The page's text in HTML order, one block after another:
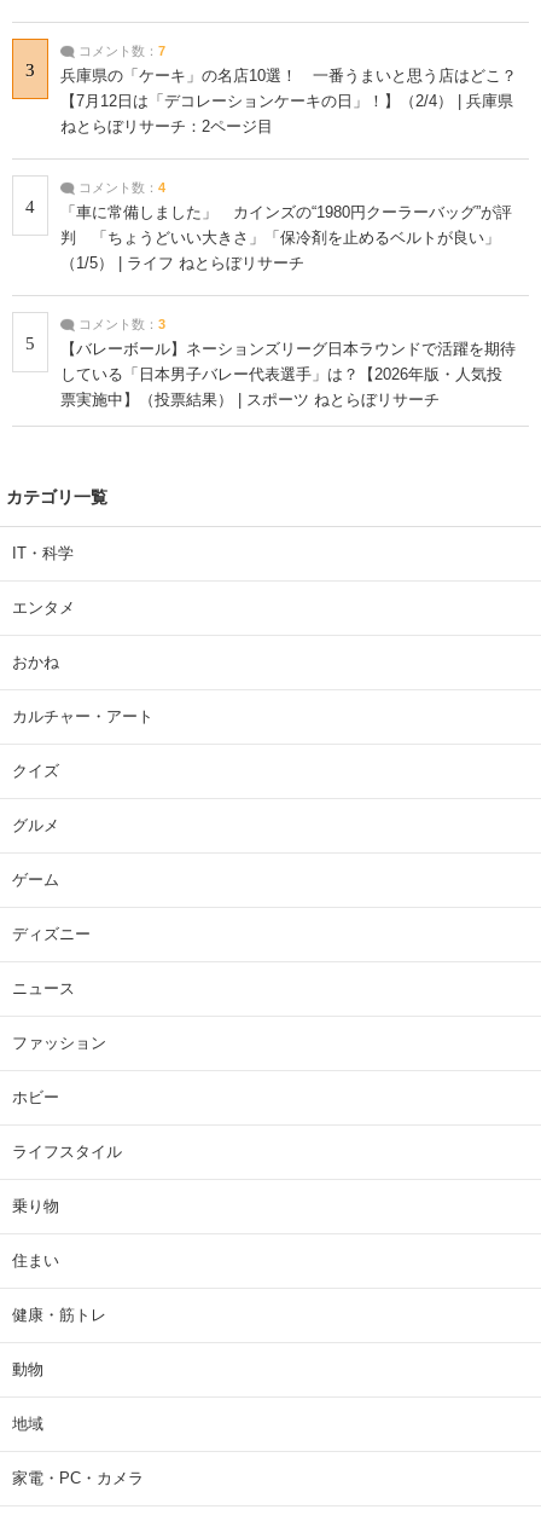
3
コメント数： 7
兵庫県の「ケーキ」の名店10選！ 一番うまいと思う店はどこ？
【7月12日は「デコレーションケーキの日」！】（2/4） | 兵庫県
ねとらぼリサーチ：2ページ目
4
コメント数： 4
「車に常備しました」 カインズの“1980円クーラーバッグ”が評
判 「ちょうどいい大きさ」「保冷剤を止めるベルトが良い」
（1/5） | ライフ ねとらぼリサーチ
5
コメント数： 3
【バレーボール】ネーションズリーグ日本ラウンドで活躍を期待
している「日本男子バレー代表選手」は？【2026年版・人気投
票実施中】（投票結果） | スポーツ ねとらぼリサーチ
カテゴリ一覧
IT・科学
エンタメ
おかね
カルチャー・アート
クイズ
グルメ
ゲーム
ディズニー
ニュース
ファッション
ホビー
ライフスタイル
乗り物
住まい
健康・筋トレ
動物
地域
家電・PC・カメラ